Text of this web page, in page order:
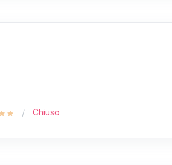
Chiuso